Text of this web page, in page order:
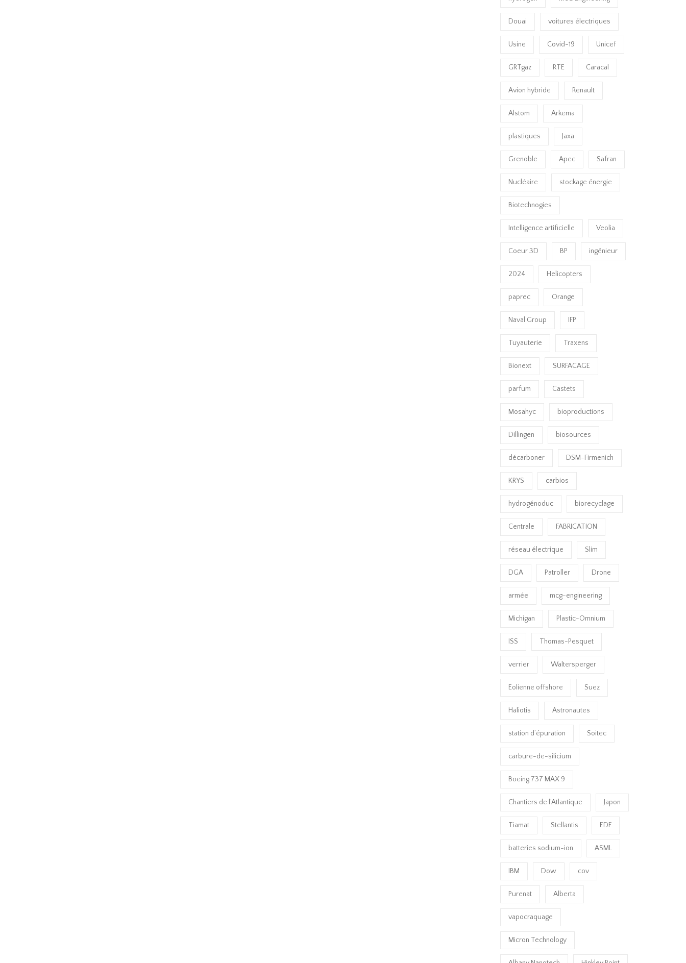
Douai voitures électriques
Usine Covid-19 Unicef
GRTgaz RTE Caracal
Avion hybride Renault
Alstom Arkema
plastiques Jaxa
Grenoble Apec Safran
Nucléaire stockage énergie
Biotechnogies
Intelligence artificielle Veolia
Coeur 3D BP ingénieur
2024 Helicopters
paprec Orange
Naval Group IFP
Tuyauterie Traxens
Bionext SURFACAGE
parfum Castets
Mosahyc bioproductions
Dillingen biosources
décarboner DSM-Firmenich
KRYS carbios
hydrogénoduc biorecyclage
Centrale FABRICATION
réseau électrique Slim
DGA Patroller Drone
armée mcg-engineering
Michigan Plastic-Omnium
ISS Thomas-Pesquet
verrier Waltersperger
Eolienne offshore Suez
Haliotis Astronautes
station d’épuration Soitec
carbure-de-silicium
Boeing 737 MAX 9
Chantiers de l’Atlantique Japon
Tiamat Stellantis EDF
batteries sodium-ion ASML
IBM Dow cov
Purenat Alberta
vapocraquage
Micron Technology